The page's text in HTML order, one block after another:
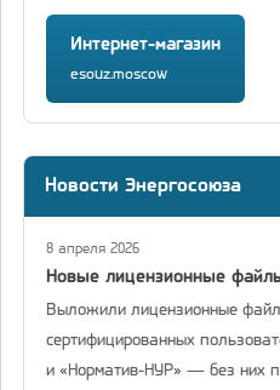
Интернет-магазин
esouz.moscow
Новости Энергосоюза
8 апреля 2026
Новые лицензионные
Выложили лицензионные
сертифицированных
и «Норматив-НУР» — без них